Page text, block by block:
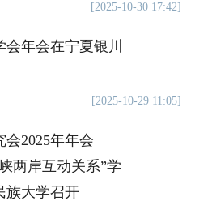
[2025-10-30 17:42]
年会在宁夏银川
[2025-10-29 11:05]
2025年年会
两岸互动关系”学
族大学召开